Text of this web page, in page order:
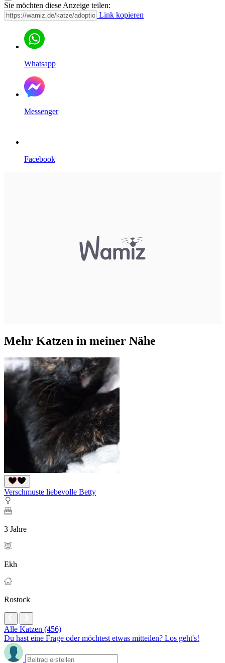
Sie möchten diese Anzeige teilen:
Link kopieren
Whatsapp
Messenger
Facebook
Mehr Katzen in meiner Nähe
Verschmuste liebevolle Betty
3 Jahre
Ekh
Rostock
Alle Katzen (456)
Du hast eine Frage oder möchtest etwas mitteilen? Los geht's!